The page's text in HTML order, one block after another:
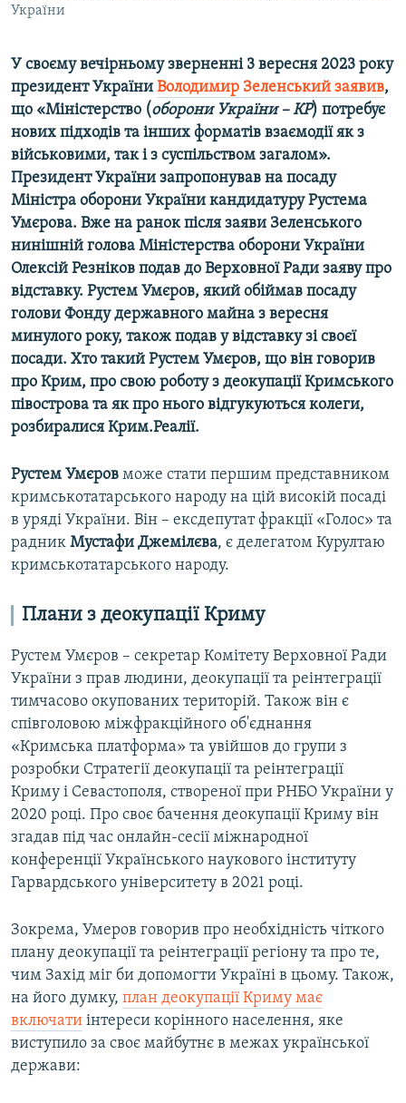
України
У своєму вечірньому зверненні 3 вересня 2023 року
президент України Володимир Зеленський заявив,
що «Міністерство (оборони України – КР) потребує
нових підходів та інших форматів взаємодії як з
військовими, так і з суспільством загалом».
Президент України запропонував на посаду
Міністра оборони України кандидатуру Рустема
Умєрова. Вже на ранок після заяви Зеленського
нинішній голова Міністерства оборони України
Олексій Резніков подав до Верховної Ради заяву про
відставку. Рустем Умєров, який обіймав посаду
голови Фонду державного майна з вересня
минулого року, також подав у відставку зі своєї
посади. Хто такий Рустем Умєров, що він говорив
про Крим, про свою роботу з деокупації Кримського
півострова та як про нього відгукуються колеги,
розбиралися Крим.Реалії.
Рустем Умєров може стати першим представником
кримськотатарського народу на цій високій посаді
в уряді України. Він – ексдепутат фракції «Голос» та
радник Мустафи Джемілєва, є делегатом Курултаю
кримськотатарського народу.
Плани з деокупації Криму
Рустем Умєров – секретар Комітету Верховної Ради
України з прав людини, деокупації та реінтеграції
тимчасово окупованих територій. Також він є
співголовою міжфракційного об'єднання
«Кримська платформа» та увійшов до групи з
розробки Стратегії деокупації та реінтеграції
Криму і Севастополя, створеної при РНБО України у
2020 році. Про своє бачення деокупації Криму він
згадав під час онлайн-сесії міжнародної
конференції Українського наукового інституту
Гарвардського університету в 2021 році.
Зокрема, Умеров говорив про необхідність чіткого
плану деокупації та реінтеграції регіону та про те,
чим Захід міг би допомогти Україні в цьому. Також,
на його думку, план деокупації Криму має
включати інтереси корінного населення, яке
виступило за своє майбутнє в межах української
держави: